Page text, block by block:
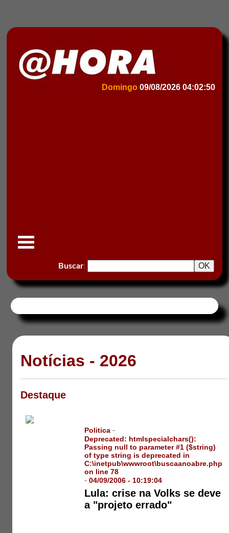
Domingo 09/08/2026 04:02:50
Buscar:
Notícias - 2026
Destaque
Politica -
Deprecated: htmlspecialchars():
Passing null to parameter #1 ($string)
of type string is deprecated in
C:\inetpub\wwwroot\buscaanoabre.php
on line78
-04/09/2006 - 10:19:04
Lula: crise na Volks se deve
a "projeto errado"